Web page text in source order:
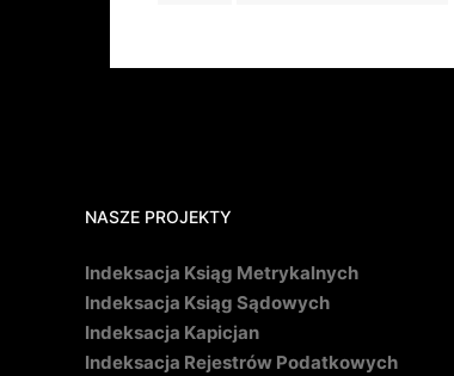
NASZE PROJEKTY
Indeksacja Ksiąg Metrykalnych
Indeksacja Ksiąg Sądowych
Indeksacja Kapicjan
Indeksacja Rejestrów Podatkowych